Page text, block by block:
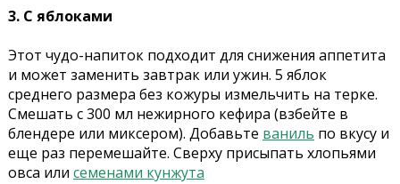
3. С яблоками
Этот чудо-напиток подходит для снижения аппетита
и может заменить завтрак или ужин. 5 яблок
среднего размера без кожуры измельчить на терке.
Смешать с 300 мл нежирного кефира (взбейте в
блендере или миксером). Добавьте ваниль по вкусу и
еще раз перемешайте. Сверху присыпать хлопьями
овса или семенами кунжута